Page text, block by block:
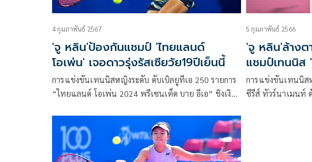
4 กุมภาพันธ์ 2567
'จู หลิน'ป้องกันแชมป์ 'ไทยแลนด์
โอเพ่น' เจอดาวรุ่งรัสเซียวัย19ปีเย็นนี้
การแข่งขันเทนนิสหญิงระดับ ดับเบิลยูทีเอ 250 รายการ
“ไทยแลนด์ โอเพ่น 2024 พรีเซนเต็ด บาย อีเอ” ชิงเงิน
เกือบ 10 ล้านบาท ที่อารีน่า หัวหิน จ.ประจวบคีรีขันธ์
เมื่อคืนวันที่ 3 กุมภาพันธ์ 2567 ในประเภทหญิงเดี่ยว
เป็นการแข่งขันรอบรองชนะเลิศ
5 กุมภาพันธ์ 2566
'จู หลิน'ล้างต
แชมป์เทนนิส
การแข่งขันเทนนิส
ซีรีส์ ทัวร์นาเมนท์